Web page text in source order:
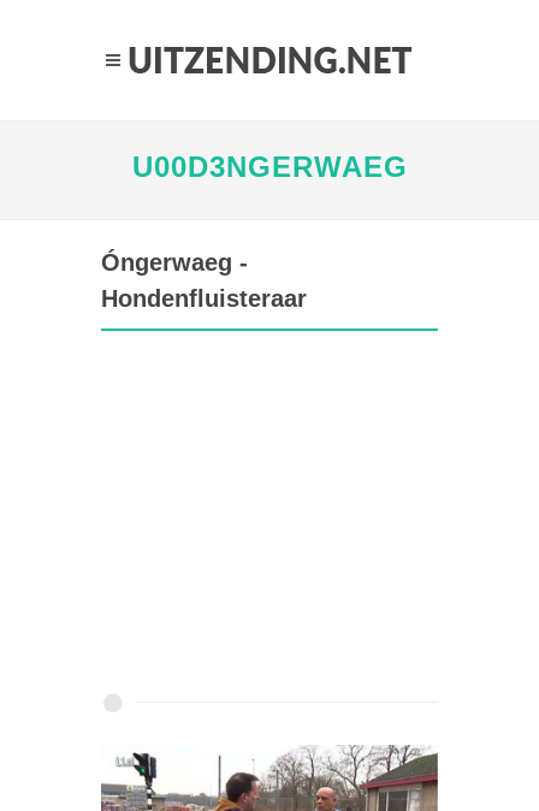
U00D3NGERWAEG
Óngerwaeg -
Hondenfluisteraar